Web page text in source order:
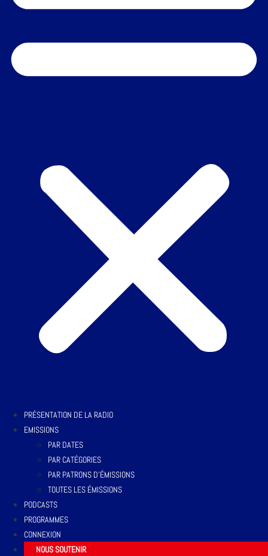
PRÉSENTATION DE LA RADIO
EMISSIONS
PAR DATES
PAR CATÉGORIES
PAR PATRONS D’ÉMISSIONS
TOUTES LES ÉMISSIONS
PODCASTS
PROGRAMMES
CONNEXION
NOUS SOUTENIR